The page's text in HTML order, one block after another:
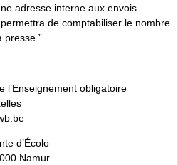
adresse interne aux envois
de comptabiliser le nombre
presse.”
l’Enseignement obligatoire
d’Écolo
Namur